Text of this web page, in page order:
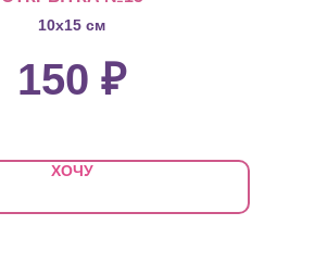
10х15 см
150 ₽
ХОЧУ